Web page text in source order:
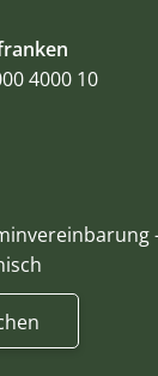
4000 10